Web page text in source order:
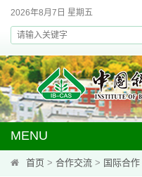
2026年8月7日 星期五
MENU
首页 > 合作交流 > 国际合作